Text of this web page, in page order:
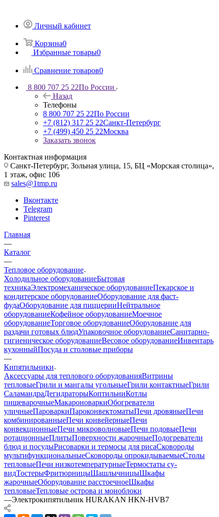
Личный кабинет
Корзина0
Избранные товары0
Сравнение товаров0
8 800 707 25 22По России
Назад
Телефоны
8 800 707 25 22По России
+7 (812) 317 25 22Санкт-Петербург
+7 (499) 450 25 22Москва
Заказать звонок
Контактная информация
Санкт-Петербург, Зольная улица, 15, БЦ «Морская столица»,
1 этаж, офис 106
sales@1tmp.ru
Вконтакте
Telegram
Pinterest
Главная
—
Каталог
—
Тепловое оборудование
Холодильное оборудованиеБытовая
техникаЭлектромеханическое оборудованиеПекарское и
кондитерское оборудованиеОборудование для фаст-
фудаОборудование для пиццерииНейтральное
оборудованиеКофейное оборудованиеМоечное
оборудованиеТорговое оборудованиеОборудование для
раздачи готовых блюдУпаковочное оборудованиеСанитарно-
гигиеническое оборудованиеВесовое оборудованиеИнвентарь
кухонныйПосуда и столовые приборы
—
Кипятильники
Аксессуары для теплового оборудованияВитрины
тепловыеГрили и мангалы угольныеГрили контактныеГрили
СаламандраДегидраторыКоптильниКотлы
пищеварочныеМакароноваркиОбогреватели
уличныеПароваркиПароконвектоматыПечи дровяныеПечи
комбинированныеПечи конвейерныеПечи
конвекционныеПечи микроволновыеПечи подовыеПечи
ротационныеПлитыПоверхности жарочныеПодогреватели
блюд и посудыРисоварки и термосы для рисаСковороды
мультифункциональныеСковороды опрокидываемыеСтолы
тепловыеПечи низкотемпературныеТермостаты су-
видТостерыФритюрницыШашлычницыШкафы
жарочныеОборудование расстоечноеШкафы
тепловыеТепловые острова и моноблоки
—Электрокипятильник HURAKAN HKN-HVB7